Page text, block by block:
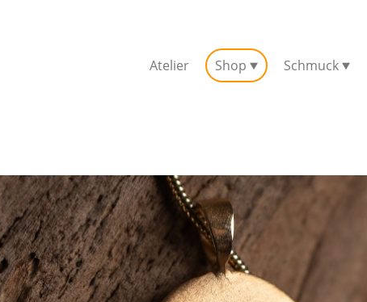
Atelier Shop Schmuck